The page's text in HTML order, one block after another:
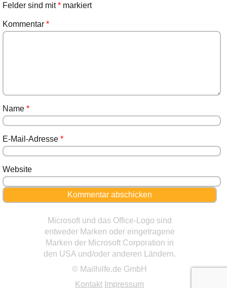
Felder sind mit*markiert
Kommentar *
Name *
E-Mail-Adresse *
Website
Microsoft und das Office-Logo sind
entweder Marken oder eingetragene
Marken der Microsoft Corporation in
den USA und/oder anderen Ländern.
© Mailhilfe.de GmbH
Kontakt Impressum